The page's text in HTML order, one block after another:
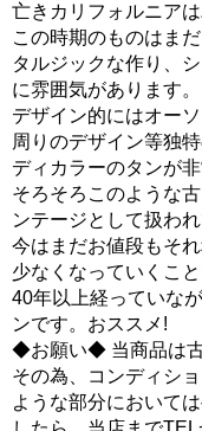
亡きカリフォルニア
この時期のものはま
タルジックな作り、
に雰囲気があります。
デザイン的にはオー
周りのデザイン等独
ディカラーのタンが
そろそろこのような
ンテージとして扱わ
今はまだお値段もそ
少なくなっていくこと
40年以上経っていな
ンです。おススメ!
◆お願い◆ 当商品は古
その為、コンディシ
ような部分において